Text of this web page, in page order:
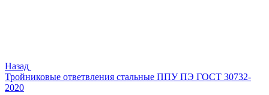
Назад
Тройниковые ответвления стальные ППУ ПЭ ГОСТ 30732-
2020